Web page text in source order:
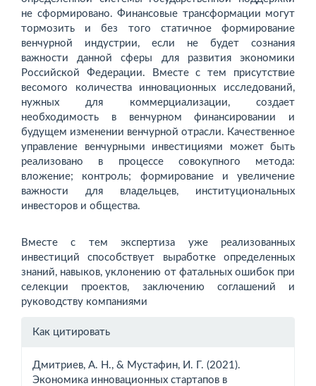
не сформировано. Финансовые трансформации могут
тормозить и без того статичное формирование
венчурной индустрии, если не будет сознания
важности данной сферы для развития экономики
Российской Федерации. Вместе с тем присутствие
весомого количества инновационных исследований,
нужных для коммерциализации, создает
необходимость в венчурном финансировании и
будущем изменении венчурной отрасли. Качественное
управление венчурными инвестициями может быть
реализовано в процессе совокупного метода:
вложение; контроль; формирование и увеличение
важности для владельцев, институциональных
инвесторов и общества.
Вместе с тем экспертиза уже реализованных
инвестиций способствует выработке определенных
знаний, навыков, уклонению от фатальных ошибок при
селекции проектов, заключению соглашений и
руководству компаниями
Информация
Как цитировать
Дмитриев, А. Н., & Мустафин, И. Г. (2021).
Экономика инновационных стартапов в